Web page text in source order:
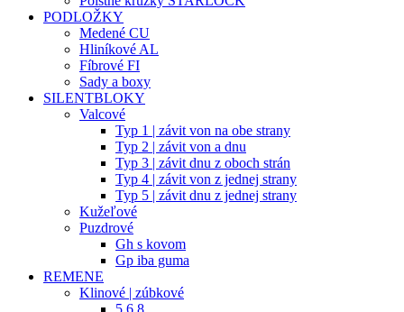
PODLOŽKY
Medené CU
Hliníkové AL
Fíbrové FI
Sady a boxy
SILENTBLOKY
Valcové
Typ 1 | závit von na obe strany
Typ 2 | závit von a dnu
Typ 3 | závit dnu z oboch strán
Typ 4 | závit von z jednej strany
Typ 5 | závit dnu z jednej strany
Kužeľové
Puzdrové
Gh s kovom
Gp iba guma
REMENE
Klinové | zúbkové
5,6,8